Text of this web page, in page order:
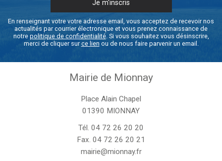
En renseignant votre votre adresse email, vous acceptez de recevoir nos
actualités par courrier électronique et vous prenez connaissance de
notre politique de confidentialité. Si vous souhaitez vous désinscrire,
merci de cliquer surce lien ou de nous faire parvenir un email.
Mairie de Mionnay
Place Alain Chapel
01390 MIONNAY
Tél. 04 72 26 20 20
Fax. 04 72 26 20 21
mairie@mionnay.fr